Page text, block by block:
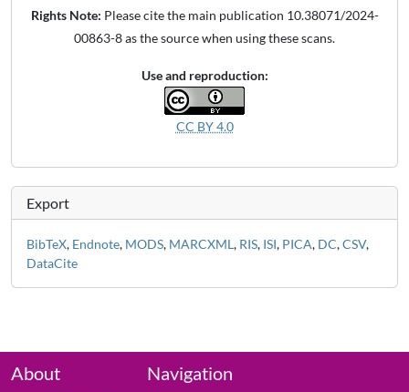
Rights Note: Please cite the main publication 10.38071/2024-
00863-8 as the source when using these scans.
Use and reproduction:
CC BY 4.0
Export
BibTeX, Endnote, MODS, MARCXML, RIS, ISI, PICA, DC,CSV,
DataCite
About Navigation